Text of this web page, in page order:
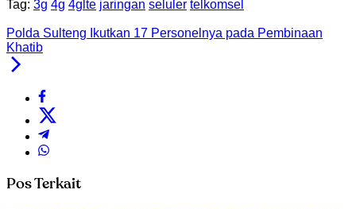
Tag: 3g 4g 4glte jaringan seluler telkomsel
Polda Sulteng Ikutkan 17 Personelnya pada Pembinaan
Khatib
Pos Terkait